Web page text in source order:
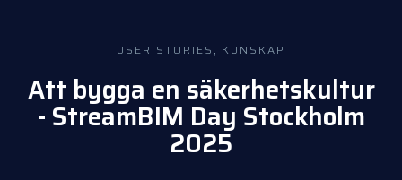
USER STORIES , KUNSKAP
Att bygga en säkerhetskultur
- StreamBIM Day Stockholm
2025